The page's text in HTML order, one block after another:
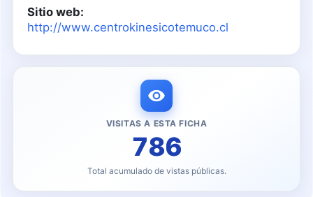
Sitio web:
http://www.centrokinesicotemuco.cl
VISITAS A ESTA FICHA
786
Total acumulado de vistas públicas.